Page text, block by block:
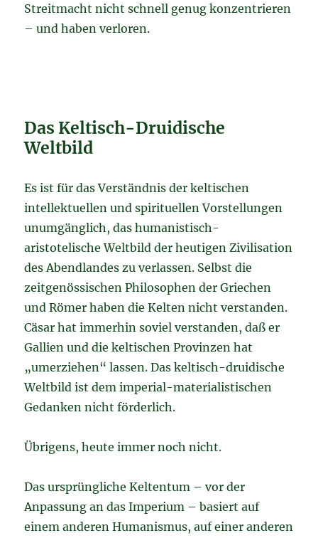
Streitmacht nicht schnell genug konzentrieren
– und haben verloren.
Das Keltisch-Druidische
Weltbild
Es ist für das Verständnis der keltischen
intellektuellen und spirituellen Vorstellungen
unumgänglich, das humanistisch-
aristotelische Weltbild der heutigen Zivilisation
des Abendlandes zu verlassen. Selbst die
zeitgenössischen Philosophen der Griechen
und Römer haben die Kelten nicht verstanden.
Cäsar hat immerhin soviel verstanden, daß er
Gallien und die keltischen Provinzen hat
„umerziehen“ lassen. Das keltisch-druidische
Weltbild ist dem imperial-materialistischen
Gedanken nicht förderlich.
Übrigens, heute immer noch nicht.
Das ursprüngliche Keltentum – vor der
Anpassung an das Imperium – basiert auf
einem anderen Humanismus, auf einer anderen